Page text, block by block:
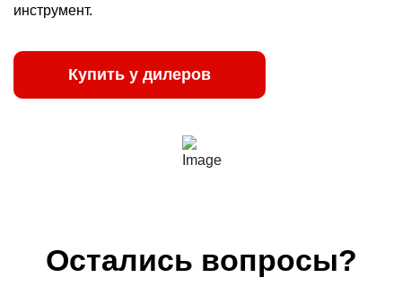
инструмент.
Купить у дилеров
Остались вопросы?